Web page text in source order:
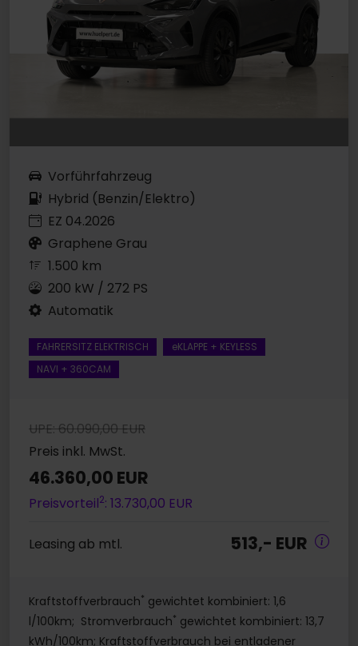
Vorführfahrzeug
Hybrid (Benzin/Elektro)
EZ 04.2026
Graphene Grau
1.500 km
200 kW / 272 PS
Automatik
FAHRERSITZ ELEKTRISCH
eKLAPPE + KEYLESS
NAVI + 360CAM
UPE: 60.090,00 EUR
Preis inkl. MwSt.
46.360,00 EUR
Preisvorteil2: 13.730,00 EUR
Leasing ab mtl. 513,- EUR
Kraftstoffverbrauch* gewichtet kombiniert: 1,6
l/100km; Stromverbrauch* gewichtet kombiniert: 13,7
kWh/100km; Kraftstoffverbrauch bei entladener